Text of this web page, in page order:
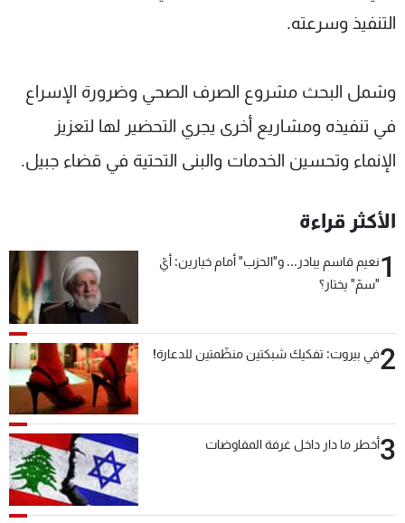
التنفيذ وسرعته.
وشمل البحث مشروع الصرف الصحي وضرورة الإسراع
في تنفيذه ومشاريع أخرى يجري التحضير لها لتعزيز
الإنماء وتحسين الخدمات والبنى التحتية في قضاء جبيل.
الأكثر قراءة
1نعيم قاسم يبادر... و"الحزب" أمام خيارين: أيّ
"سمّ" يختار؟
2في بيروت: تفكيك شبكتين منظّمتين للدعارة!
3أخطر ما دار داخل غرفة المفاوضات